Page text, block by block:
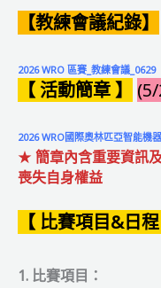
【教練會議紀錄】
2026 WRO 區賽_教練會議_0629
【 活動簡章 】
2026 WRO國際奧林匹亞智能機
★ 簡章內含重要資訊
喪失自身權益
【 比賽項目&日程
1. 比賽項目：